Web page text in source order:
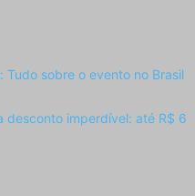
Tudo sobre o evento no Brasil
desconto imperdível: até R$ 6